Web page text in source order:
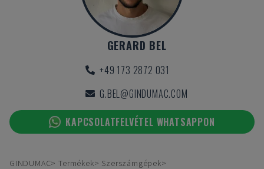
GERARD BEL
+49 173 2872 031
G.BEL@GINDUMAC.COM
KAPCSOLATFELVÉTEL WHATSAPPON
GINDUMAC Termékek
Szerszámgépek